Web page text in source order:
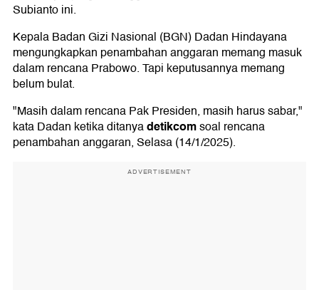
Subianto ini.
Kepala Badan Gizi Nasional (BGN) Dadan Hindayana
mengungkapkan penambahan anggaran memang masuk
dalam rencana Prabowo. Tapi keputusannya memang
belum bulat.
"Masih dalam rencana Pak Presiden, masih harus sabar,"
kata Dadan ketika ditanyadetikcomsoal rencana
penambahan anggaran, Selasa (14/1/2025).
ADVERTISEMENT